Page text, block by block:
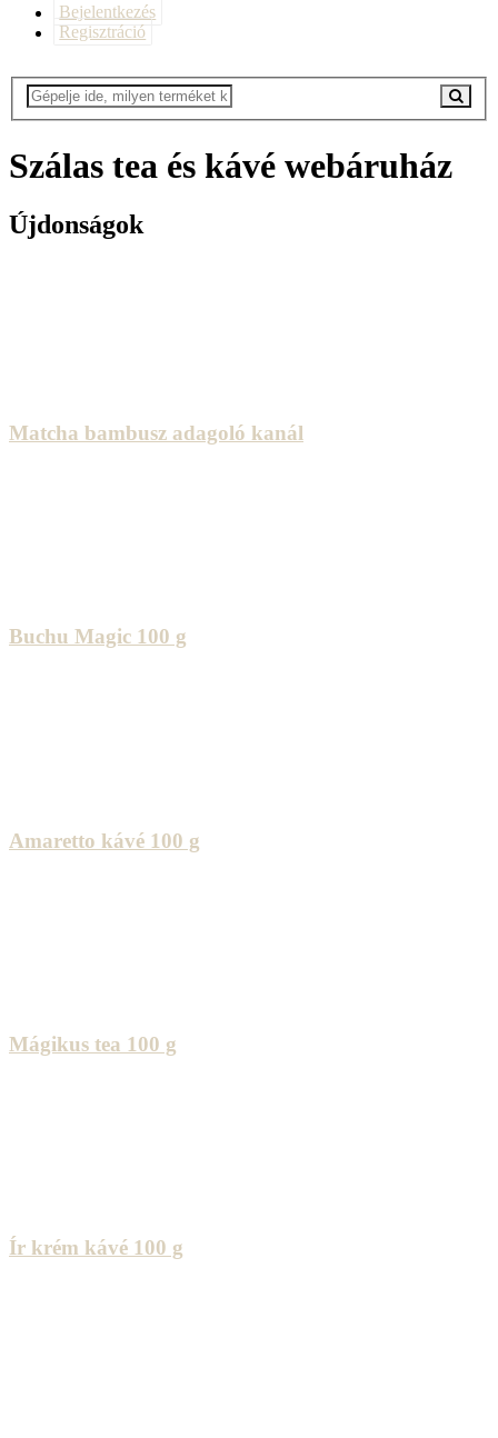
Bejelentkezés
Regisztráció
Szálas tea és kávé webáruház
Újdonságok
Matcha bambusz adagoló kanál
Buchu Magic 100 g
Amaretto kávé 100 g
Mágikus tea 100 g
Ír krém kávé 100 g